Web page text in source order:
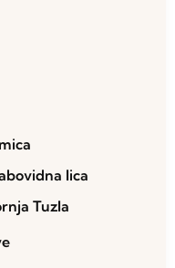
lica
Tuzla